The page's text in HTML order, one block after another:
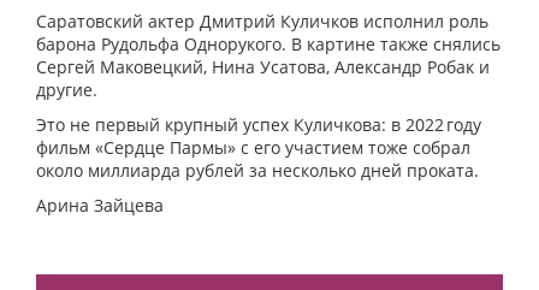
Саратовский актер Дмитрий Куличков исполнил роль
барона Рудольфа Однорукого. В картине также снялись
Сергей Маковецкий, Нина Усатова, Александр Робак и
другие.
Это не первый крупный успех Куличкова: в 2022 году
фильм «Сердце Пармы» с его участием тоже собрал
около миллиарда рублей за несколько дней проката.
Арина Зайцева